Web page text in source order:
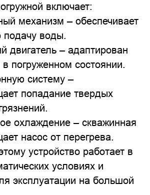
включает:
механизм – обеспечивает
подачу воды.
двигатель – адаптирован
погруженном состоянии.
систему –
попадание твердых
охлаждение – скважинная
насос от перегрева.
устройство работает в
условиях и
эксплуатации на большой